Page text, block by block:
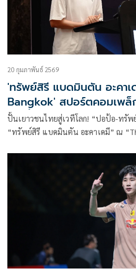
20 กุมภาพันธ์ 2569
'ทรัพย์สิรี แบดมินตัน อะคา
Bangkok' สปอร์ตคอมเพล็
มิ.ย.นี้
ปั้นเยาวชนไทยสู่เวทีโลก! “ปอป้อ-ทรัพ
“ทรัพย์สิรี แบดมินตัน อะคาเดมี” ณ
นักกีฬาระดับโลกเตรียมเปิดให้บริการ